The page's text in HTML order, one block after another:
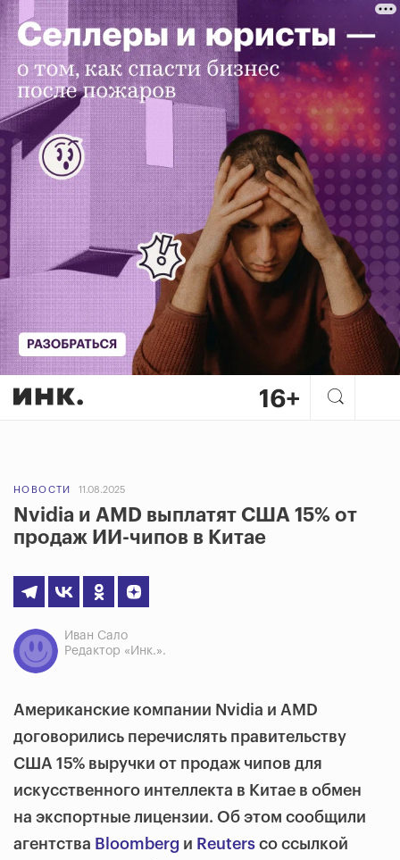
НОВОСТИ 11.08.2025
Nvidia и AMD выплатят США 15% от
продаж ИИ-чипов в Китае
Иван Сало
Редактор «Инк.».
Американские компании Nvidia и AMD
договорились перечислять правительству
США 15% выручки от продаж чипов для
искусственного интеллекта в Китае в обмен
на экспортные лицензии. Об этом сообщили
агентства Bloomberg и Reuters со ссылкой